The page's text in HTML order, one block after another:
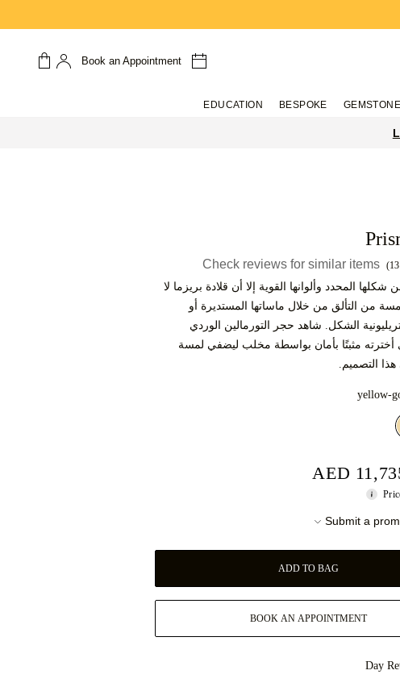
Book an Appointment
BESPOKE
EDUCATION
Check reviews for similar items
المحدد وألوانها القوية إلا أن قلادة بريزما لا
من التألق من خلال ماساتها المستديرة أو
الشكل. شاهد حجر التورمالين الوردي
أخترته مثبتًا بأمان بواسطة مخلب ليضفي لمسة
التصميم.
yellow-
AED
Submit a
ADD TO BAG
BOOK AN APPOINTMENT